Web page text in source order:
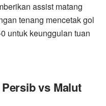
assist matang
tenang mencetak gol
untuk keunggulan tuan
vs Malut